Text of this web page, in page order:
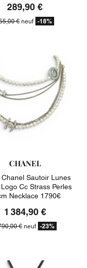
289,90 €
€ neuf -18%
CHANEL
Sautoir Lunes
Cc Strass Perles
Necklace 1790€
1 384,90 €
€neuf -23%